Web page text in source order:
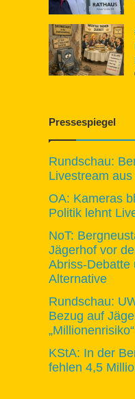
Pressespiegel
Rundschau:
Livestream
OA: Kameras
Politik lehnt
NoT:
Jägerhof vor
Abriss-Debatte
Alternative
Rundschau:
Bezug auf
„Millionenrisiko“
KStA: In der
fehlen 4,5